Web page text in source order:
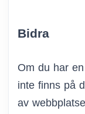
Bidra
Om du har
inte finns på
av